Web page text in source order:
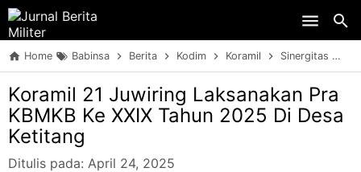
Home Babinsa Berita Kodim Koramil Sinergitas
Koramil 21 Juwiring Laksanakan Pra
KBMKB Ke XXIX Tahun 2025 Di Desa
Ketitang
Ditulis pada: April 24, 2025